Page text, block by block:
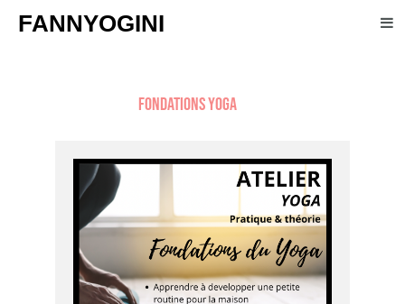
FANNYOGINI
Fondations Yoga